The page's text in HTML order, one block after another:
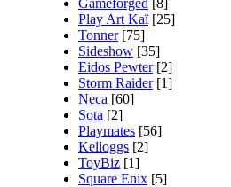
Gameforged [8]
Play Art Kaï [25]
Tonner [75]
Sideshow [35]
Eidos Pewter [2]
Storm Raider [1]
Neca [60]
Sota [2]
Playmates [56]
Kelloggs [2]
ToyBiz [1]
Square Enix [5]